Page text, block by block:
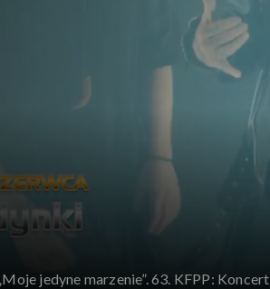
jedyne marzenie”. 63. KFPP: